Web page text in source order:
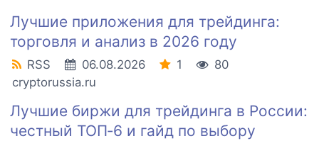
Лучшие приложения для трейдинга:
торговля и анализ в 2026 году
RSS 06.08.2026 1
80
cryptorussia.ru
Лучшие биржи для трейдинга в России:
честный ТОП‑6 и гайд по выбору